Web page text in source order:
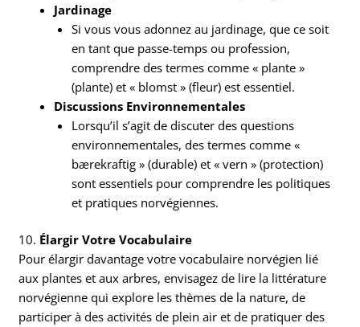
Jardinage
Si vous vous adonnez au jardinage, que ce soit
en tant que passe-temps ou profession,
comprendre des termes comme « plante »
(plante) et « blomst » (fleur) est essentiel.
Discussions Environnementales
Lorsqu’il s’agit de discuter des questions
environnementales, des termes comme «
bærekraftig » (durable) et « vern » (protection)
sont essentiels pour comprendre les politiques
et pratiques norvégiennes.
10. Élargir Votre Vocabulaire
Pour élargir davantage votre vocabulaire norvégien lié
aux plantes et aux arbres, envisagez de lire la littérature
norvégienne qui explore les thèmes de la nature, de
participer à des activités de plein air et de pratiquer des